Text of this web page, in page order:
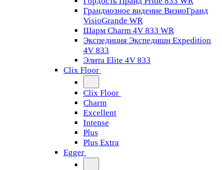
Грандиозное видение ВизиоГранд
VisioGrande WR
Шарм Charm 4V 833 WR
Экспедиция Экспедишн Expedition
4V 833
Элита Elite 4V 833
Clix Floor
Clix Floor
Charm
Excellent
Intense
Plus
Plus Extra
Egger